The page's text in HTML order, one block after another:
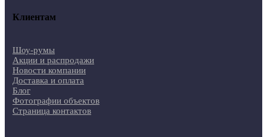
Клиентам
Шоу-румы
Акции и распродажи
Новости компании
Доставка и оплата
Блог
Фотографии объектов
Страница контактов